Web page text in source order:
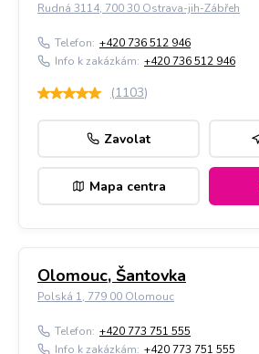
Rudná 3114, 700 30 Ostrava-jih-Zábřeh
Telefon: +420 736 512 946
Info k zakázkám: +420 736 512 946
(1103)
Zavolat
Mapa centra
Olomouc, Šantovka
Polská 1, 779 00 Olomouc
Telefon: +420 773 751 555
Info k zakázkám: +420 773 751 555